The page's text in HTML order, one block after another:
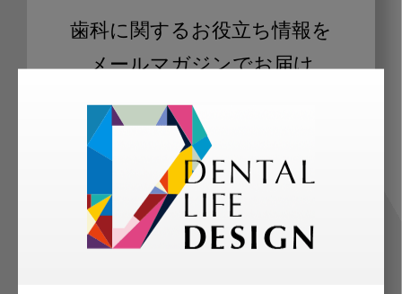
歯科に関するお役立ち情報を
メールマガジンでお届け
ご登録いただいた職種（歯科医師、歯
科衛生士、歯科技工士）に合わせた内
容のメールマガジンをお届けします。